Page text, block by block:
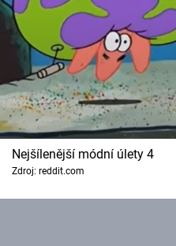
Nejšílenější módní úlety 4
Zdroj: reddit.com